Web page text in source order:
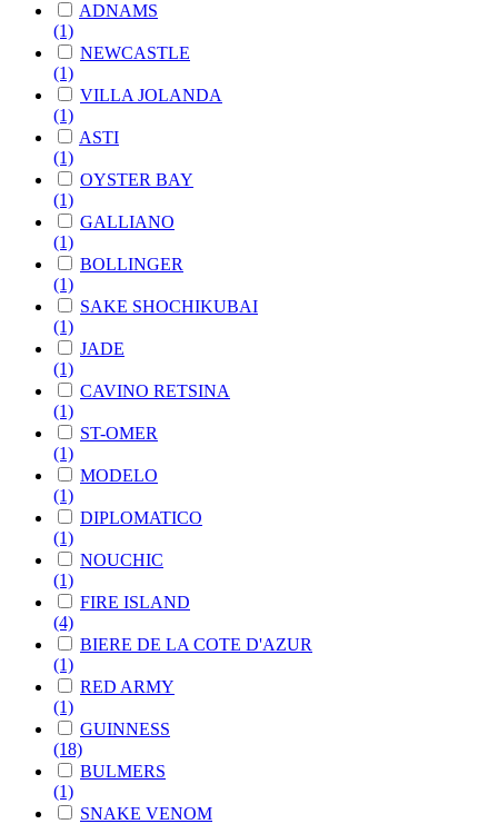
ADNAMS
(1)
NEWCASTLE
(1)
VILLA JOLANDA
(1)
ASTI
(1)
OYSTER BAY
(1)
GALLIANO
(1)
BOLLINGER
(1)
SAKE SHOCHIKUBAI
(1)
JADE
(1)
CAVINO RETSINA
(1)
ST-OMER
(1)
MODELO
(1)
DIPLOMATICO
(1)
NOUCHIC
(1)
FIRE ISLAND
(4)
BIERE DE LA COTE D'AZUR
(1)
RED ARMY
(1)
GUINNESS
(18)
BULMERS
(1)
SNAKE VENOM